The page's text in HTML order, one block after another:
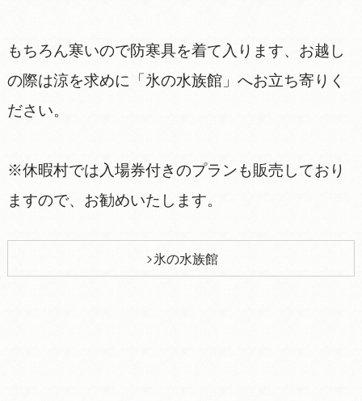
もちろん寒いので防寒具を着て入ります、お越し
の際は涼を求めに「氷の水族館」へお立ち寄りく
ださい。
※休暇村では入場券付きのプランも販売しており
ますので、お勧めいたします。
氷の水族館